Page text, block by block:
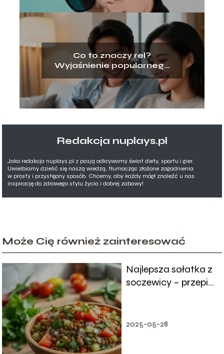
Co to znaczy rel?
Wyjaśnienie popularnego
slangu
Redakcja nuplays.pl
Jako redakcja nuplays.pl z pasją odkrywamy świat diety, sportu i gier.
Uwielbiamy dzielić się naszą wiedzą, tłumacząc złożone zagadnienia
w prosty i przystępny sposób. Chcemy, aby każdy mógł znaleźć u nas
inspirację do zdrowego stylu życia i dobrej zabawy!
Może Cię również zainteresować
Najlepsza sałatka z
soczewicy – przepis
2025-05-28